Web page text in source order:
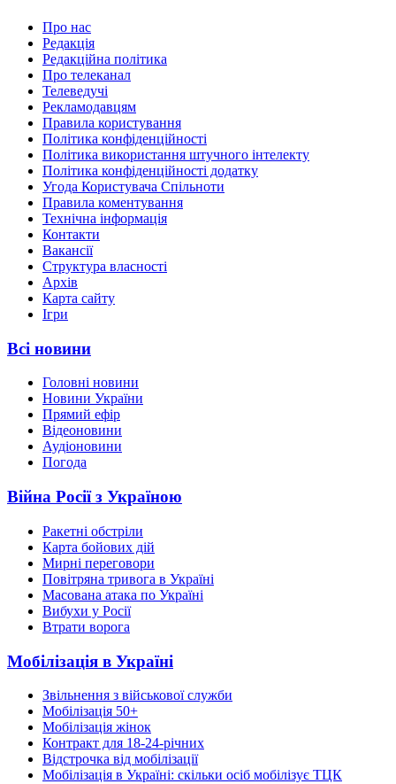
Про нас
Редакція
Редакційна політика
Про телеканал
Телеведучі
Рекламодавцям
Правила користування
Політика конфіденційності
Політика використання штучного інтелекту
Політика конфіденційності додатку
Угода Користувача Спільноти
Правила коментування
Технічна інформація
Контакти
Вакансії
Структура власності
Архів
Карта сайту
Ігри
Всі новини
Головні новини
Новини України
Прямий ефір
Відеоновини
Аудіоновини
Погода
Війна Росії з Україною
Ракетні обстріли
Карта бойових дій
Мирні переговори
Повітряна тривога в Україні
Масована атака по Україні
Вибухи у Росії
Втрати ворога
Мобілізація в Україні
Звільнення з військової служби
Мобілізація 50+
Мобілізація жінок
Контракт для 18-24-річних
Відстрочка від мобілізації
Мобілізація в Україні: скільки осіб мобілізує ТЦК